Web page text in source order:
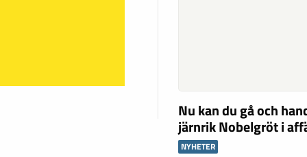
Nu kan du gå och
järnrik Nobelgröt i
NYHETER